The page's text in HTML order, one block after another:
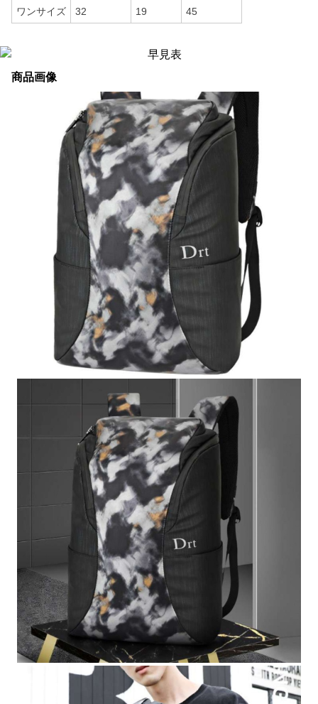
ワンサイズ 32 19 45
商品画像